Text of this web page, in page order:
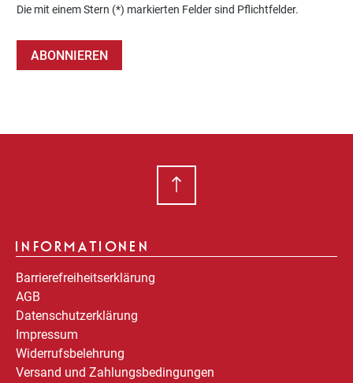
ABONNIEREN
INFORMATIONEN
Barrierefreiheitserklärung
AGB
Datenschutzerklärung
Impressum
Widerrufsbelehrung